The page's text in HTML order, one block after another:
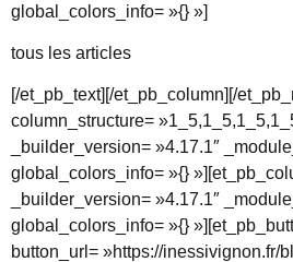
global_colors_info= »{} »]
tous les articles
[/et_pb_text][/et_pb_column][/
column_structure=
_builder_version= »4.17.1″
global_colors_info= »{}
_builder_version= »4.17.1″
global_colors_info= »{}
button_url= »https://inessivignon.fr/